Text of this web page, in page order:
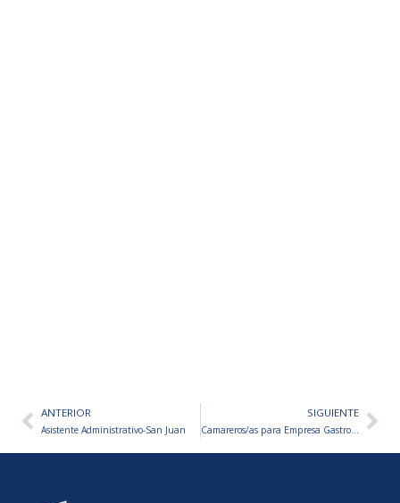
AntANTERIOR
Asistente Administrativo-San Juan
SIGUIENTE
Camareros/as para Empresa Gastronómica